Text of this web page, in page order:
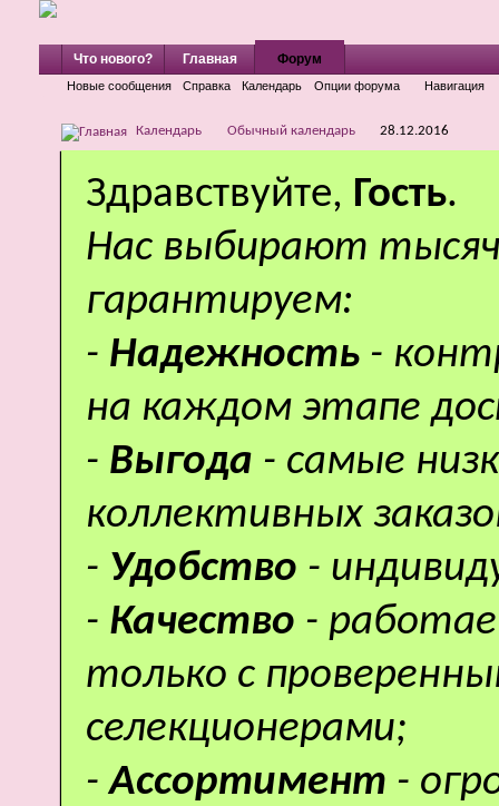
Что нового? Главная Форум
Новые сообщения Справка Календарь Опции форума Навигация
Календарь Обычный календарь 28.12.2016
Здравствуйте, Гость.
Нас выбирают
гарантируем:
- Надежность -
на каждом этапе
- Выгода - самые
коллективных
- Удобство -
- Качество -
только с
селекционерами;
-Ассортимент -